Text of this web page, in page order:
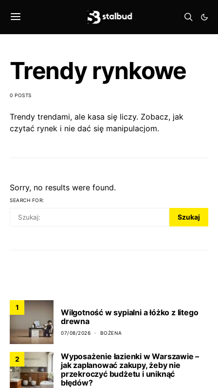
Trendy rynkowe
0 POSTS
Trendy trendami, ale kasa się liczy. Zobacz, jak
czytać rynek i nie dać się manipulacjom.
Sorry, no results were found.
SEARCH FOR:
Szukaj
1
Wilgotność w sypialni a łóżko z litego
drewna
07/08/2026 BOŻENA
2
Wyposażenie łazienki w Warszawie –
jak zaplanować zakupy, żeby nie
przekroczyć budżetu i uniknąć
błędów?